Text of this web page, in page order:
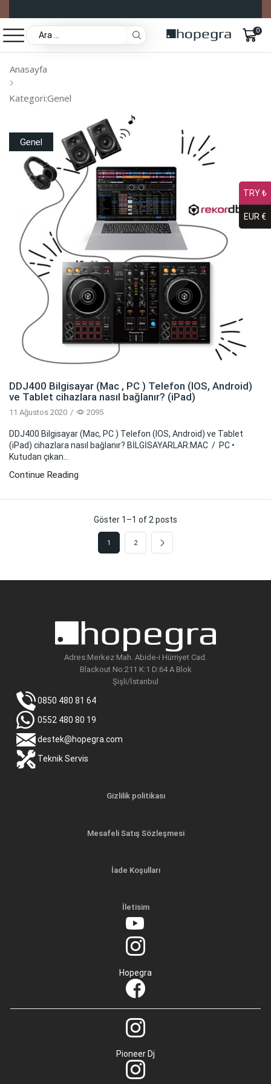
0
Anasayfa
Kategori:Genel
Genel
DDJ400 Bilgisayar (Mac , PC ) Telefon (IOS, Android)
ve Tablet cihazlara nasıl bağlanır? (iPad)
11 Ağustos 2020 / 2095
DDJ400 Bilgisayar (Mac, PC ) Telefon (IOS, Android) ve Tablet
(iPad) cihazlara nasıl bağlanır? BİLGİSAYARLAR:MAC / PC •
Kutudan çıkan...
Continue Reading
Göster 1–1 of 2 posts
1 2
Adres:Merkez Mah. Abide-i Hürriyet Cad.
Blackout No:211 K:1 D:64 A Blok
Şişli/İstanbul
0850 480 81 64
0552 480 80 19
destek@hopegra.com
Teknik Servis
Gizlilik politikası
Mesafeli Satış Sözleşmesi
İade Koşulları
İletisim
Hopegra
Pioneer Dj
TRY ₺
EUR €